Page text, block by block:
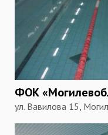
ФОК
ул. Вавилова 15,